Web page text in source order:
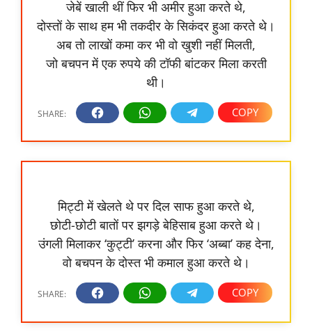
जेबें खाली थीं फिर भी अमीर हुआ करते थे,
दोस्तों के साथ हम भी तकदीर के सिकंदर हुआ करते थे।
अब तो लाखों कमा कर भी वो खुशी नहीं मिलती,
जो बचपन में एक रुपये की टॉफी बांटकर मिला करती
थी।
मिट्टी में खेलते थे पर दिल साफ हुआ करते थे,
छोटी-छोटी बातों पर झगड़े बेहिसाब हुआ करते थे।
उंगली मिलाकर ‘कुट्टी’ करना और फिर ‘अब्बा’ कह देना,
वो बचपन के दोस्त भी कमाल हुआ करते थे।